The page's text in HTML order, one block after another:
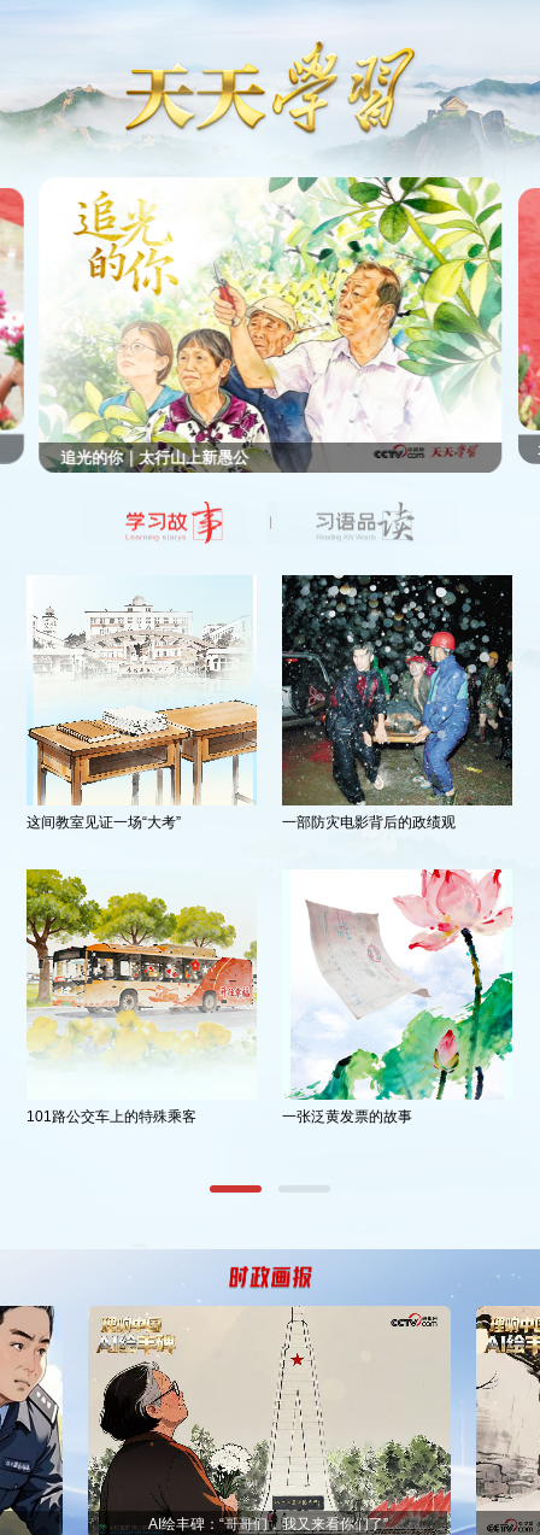
追光的你｜太行山上新愚公
这间教室见证一场“大考” 一部防灾电影背后的政绩观
101路公交车上的特殊乘客 一张泛黄发票的故事
AI绘丰碑：“哥哥们，我又来看你们了”